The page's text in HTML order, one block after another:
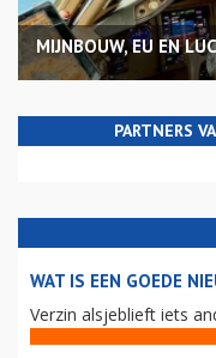
MIJNBOUW, EU EN
PARTNERS
WAT IS EEN GOEDE
Verzin alsjeblieft iets